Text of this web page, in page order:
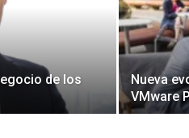
de los
Nueva
VMware